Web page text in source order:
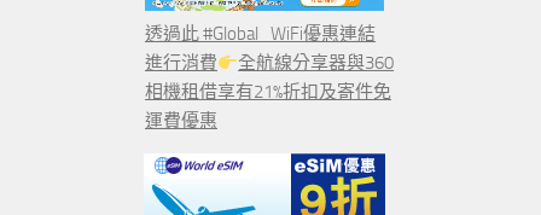
透過此 #Global_WiFi優惠連結
進行消費
全航線分享器與360
相機租借享有21%折扣及寄件免
運費優惠